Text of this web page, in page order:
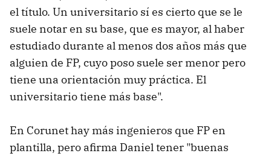
el título. Un universitario sí es cierto que se le
suele notar en su base, que es mayor, al haber
estudiado durante al menos dos años más que
alguien de FP, cuyo poso suele ser menor pero
tiene una orientación muy práctica. El
universitario tiene más base".
En Corunet hay más ingenieros que FP en
plantilla, pero afirma Daniel tener "buenas